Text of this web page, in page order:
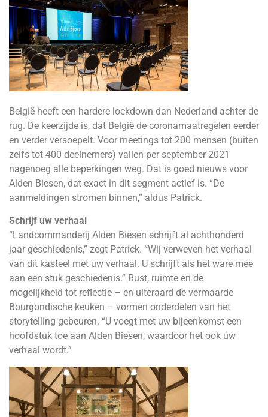
België heeft een hardere lockdown dan Nederland achter de
rug. De keerzijde is, dat België de coronamaatregelen eerder
en verder versoepelt. Voor meetings tot 200 mensen (buiten
zelfs tot 400 deelnemers) vallen per september 2021
nagenoeg alle beperkingen weg. Dat is goed nieuws voor
Alden Biesen, dat exact in dit segment actief is. “De
aanmeldingen stromen binnen,” aldus Patrick.
Schrijf uw verhaal
“Landcommanderij Alden Biesen schrijft al achthonderd
jaar geschiedenis,” zegt Patrick. “Wij verweven het verhaal
van dit kasteel met uw verhaal. U schrijft als het ware mee
aan een stuk geschiedenis.” Rust, ruimte en de
mogelijkheid tot reflectie – en uiteraard de vermaarde
Bourgondische keuken – vormen onderdelen van het
storytelling gebeuren. “U voegt met uw bijeenkomst een
hoofdstuk toe aan Alden Biesen, waardoor het ook úw
verhaal wordt.”